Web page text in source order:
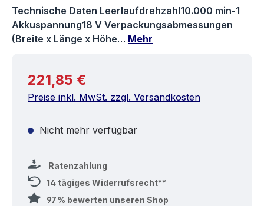
Technische Daten Leerlaufdrehzahl10.000 min-1
Akkuspannung18 V Verpackungsabmessungen
(Breite x Länge x Höhe… Mehr
Regulärer Preis:
221,85 €
Preise inkl. MwSt. zzgl. Versandkosten
Nicht mehr verfügbar
Ratenzahlung
14 tägiges Widerrufsrecht**
97 % bewerten unseren Shop